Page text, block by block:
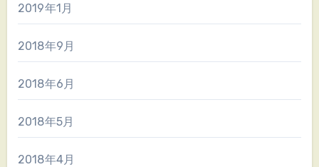
2019年1月
2018年9月
2018年6月
2018年5月
2018年4月